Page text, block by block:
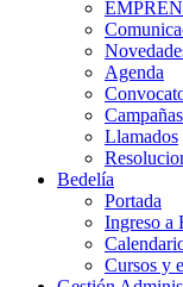
Agenda
Campañas
Llamados
Bedelía
Portada
Ingreso a
Cursos y